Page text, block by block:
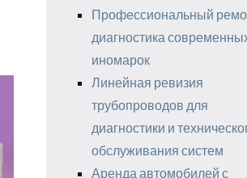
Профессиональный
диагностика
иномарок
Линейная ревизия
трубопроводов для
диагностики и
обслуживания систем
Аренда автомобилей с